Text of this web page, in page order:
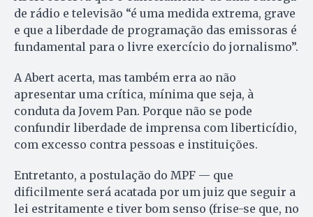
de rádio e televisão “é uma medida extrema, grave
e que a liberdade de programação das emissoras é
fundamental para o livre exercício do jornalismo”.
A Abert acerta, mas também erra ao não
apresentar uma crítica, mínima que seja, à
conduta da Jovem Pan. Porque não se pode
confundir liberdade de imprensa com liberticídio,
com excesso contra pessoas e instituições.
Entretanto, a postulação do MPF — que
dificilmente será acatada por um juiz que seguir a
lei estritamente e tiver bom senso (frise-se que, no